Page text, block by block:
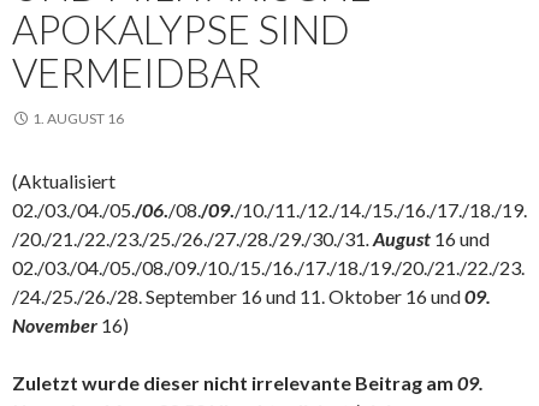
APOKALYPSE SIND
VERMEIDBAR
1. AUGUST 16
(Aktualisiert
02./03./04./05./06./08./09./10./11./12./14./15./16./17./18./19.
/20./21./22./23./25./26./27./28./29./30./31.August 16 und
02./03./04./05./08./09./10./15./16./17./18./19./20./21./22./23.
/24./25./26./28. September 16 und 11. Oktober 16 und09.
November 16)
Zuletzt wurde dieser nicht irrelevante Beitrag am 09.